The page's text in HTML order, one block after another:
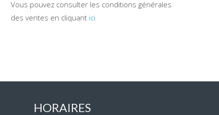
Vous pouvez consulter les conditions générales
des ventes en cliquant ici
HORAIRES